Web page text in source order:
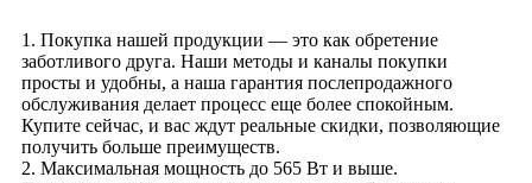
1. Покупка нашей продукции — это как обретение
заботливого друга. Наши методы и каналы покупки
просты и удобны, а наша гарантия послепродажного
обслуживания делает процесс еще более спокойным.
Купите сейчас, и вас ждут реальные скидки, позволяющие
получить больше преимуществ.
2. Максимальная мощность до 565 Вт и выше.